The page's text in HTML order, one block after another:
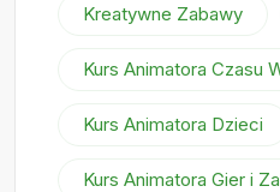
Kreatywne Zabawy
Kurs Animatora Czasu
Kurs Animatora Dzieci
Kurs Animatora Gier i